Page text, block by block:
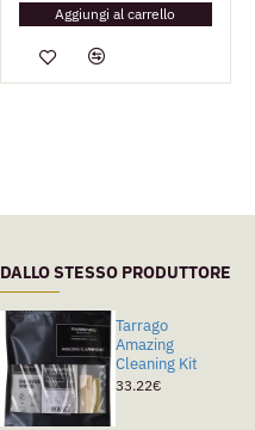
Aggiungi al carrello
Tarrago Cleaner
Smacchiatore
Universale
5.89€
DALLO STESSO PRODUTTORE
Tarrago
Amazing
Cleaning Kit
33.22€